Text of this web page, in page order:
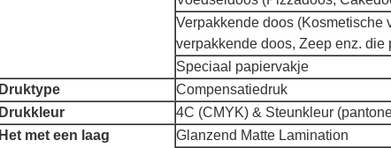
Verpakkende doos (Kosmetische
verpakkende doos, Zeep enz. die
Speciaal papiervakje
Druktype
Compensatiedruk
Drukkleur
4C (CMYK) & Steunkleur
Het met een laag
Glanzend Matte Lamination